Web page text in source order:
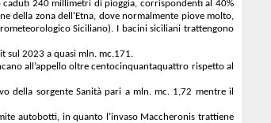
caduti 240 millimetri di pioggia, corrispondenti al 40%
della zona dell’Etna, dove normalmente piove molto,
Siciliano). I bacini siciliani trattengono
sul 2023 a quasi mln. mc.171.
all’appello oltre centocinquantaquattro rispetto al
della sorgente Sanità pari a mln. mc. 1,72 mentre il
autobotti, in quanto l’invaso Maccheronis trattiene